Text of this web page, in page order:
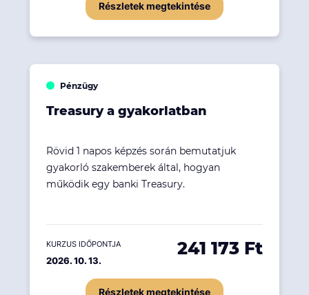
Részletek megtekintése
Pénzügy
Treasury a gyakorlatban
Rövid 1 napos képzés során bemutatjuk
gyakorló szakemberek által, hogyan
működik egy banki Treasury.
KURZUS IDŐPONTJA
2026. 10. 13.
241 173 Ft
Részletek megtekintése